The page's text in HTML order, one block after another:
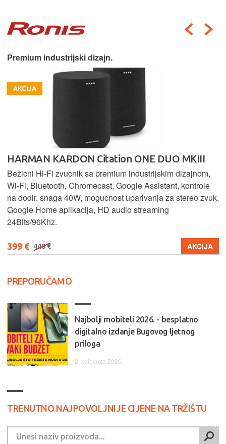
Premium industrijski dizajn.
AKCIJA
HARMAN KARDON Citation ONE DUO MKIII
Bežicni Hi-Fi zvucnik sa premium industrijskim dizajnom,
Wi-Fi, Bluetooth, Chromecast, Google Assistant, kontrole
na dodir, snaga 40W, mogucnost uparivanja za stereo zvuk,
Google Home aplikacija, HD audio streaming
24Bits/96Khz.
399 € 448 € AKCIJA
PREPORUČAMO
Najbolji mobiteli 2026. - besplatno
digitalno izdanje Bugovog ljetnog
priloga
2. kolovoza 2026.
TRENUTNO NAJPOVOLJNIJE CIJENE NA TRŽIŠTU